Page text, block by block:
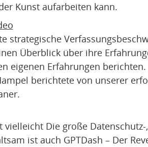
Kunst aufarbeiten kann.
strategische
Überblick über ihre
eigenen Erfahrungen
berichtete von unserer
Die große
ist auch GPTDash – Der